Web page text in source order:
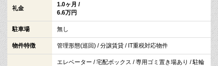
礼金
1.0ヶ月 /
6.6万円
駐車場 無し
物件特徴 管理形態(巡回) / 分譲賃貸 / IT重税対応物件
エレベーター / 宅配ボックス / 専用ゴミ置き場あり / 駐輪